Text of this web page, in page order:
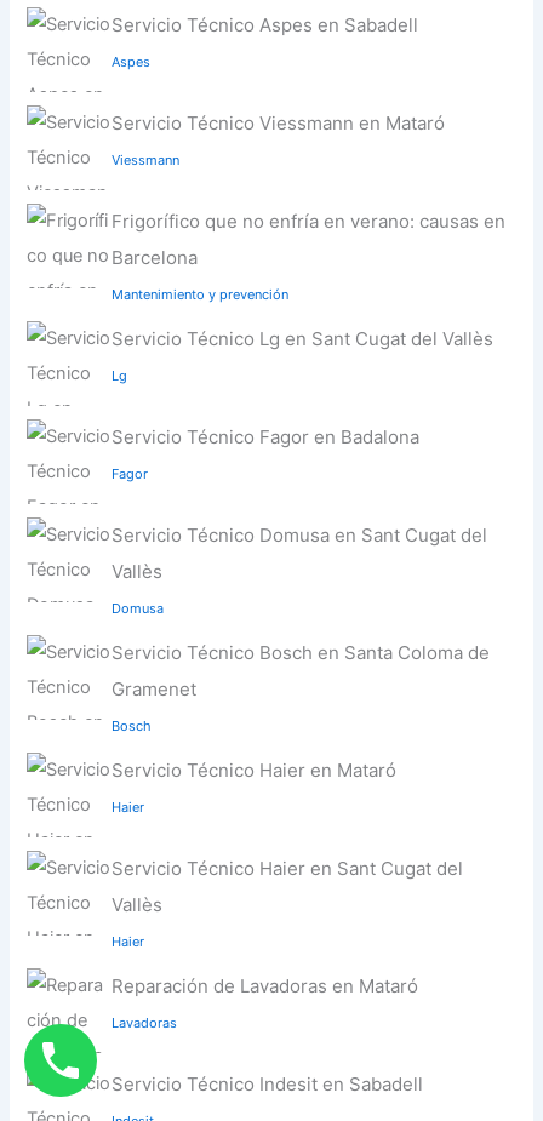
Servicio Técnico Aspes en Sabadell
Aspes
Servicio Técnico Viessmann en Mataró
Viessmann
Frigorífico que no enfría en verano: causas en
Barcelona
Mantenimiento y prevención
Servicio Técnico Lg en Sant Cugat del Vallès
Lg
Servicio Técnico Fagor en Badalona
Fagor
Servicio Técnico Domusa en Sant Cugat del
Vallès
Domusa
Servicio Técnico Bosch en Santa Coloma de
Gramenet
Bosch
Servicio Técnico Haier en Mataró
Haier
Servicio Técnico Haier en Sant Cugat del
Vallès
Haier
Reparación de Lavadoras en Mataró
Lavadoras
Servicio Técnico Indesit en Sabadell